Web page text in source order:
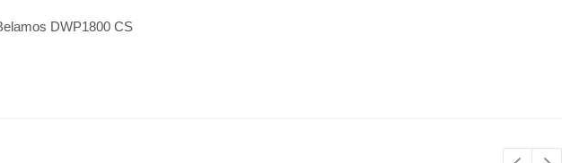
DWP1800 CS